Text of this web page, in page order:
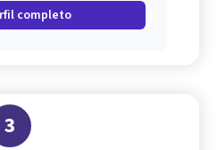
completo
3